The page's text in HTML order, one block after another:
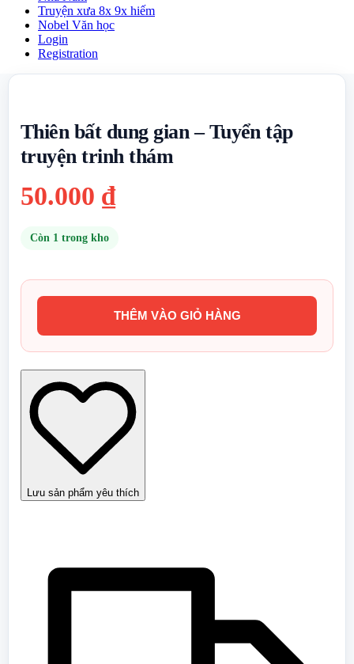
Truyện xưa 8x 9x hiếm
Nobel Văn học
Login
Registration
Thiên bất dung gian – Tuyển tập
truyện trinh thám
50.000 ₫
Còn 1 trong kho
bất
dung
Tuyển
tập
truyện
trinh
thám
THÊM VÀO GIỎ HÀNG
Lưu sản phẩm yêu thích